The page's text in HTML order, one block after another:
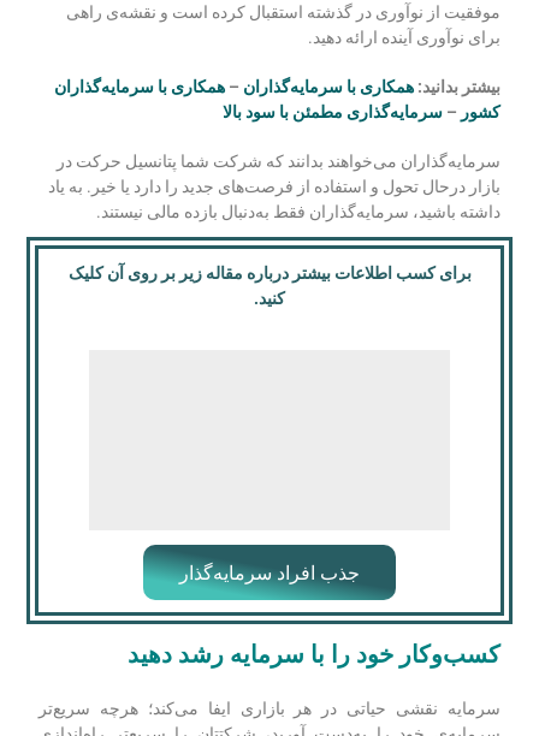
موفقیت از نوآوری در گذشته استقبال کرده است و نقشه‌ی ‌راهی
برای نوآوری آینده ارائه دهید.
بیشتر بدانید:همکاری با سرمایه‌گذاران –همکاری با سرمایه‌گذاران
کشور –سرمایه‌گذاری مطمئن با سود بالا
سرمایه‌گذاران می‌خواهند بدانند که شرکت شما پتانسیل حرکت در
بازار درحال تحول و استفاده از فرصت‌های جدید را دارد یا خیر. به یاد
داشته باشید، سرمایهگذاران فقط بهدنبال بازده مالی نیستند.
برای کسب اطلاعات بیشتر درباره مقاله زیر بر روی آن کلیک
کنید.